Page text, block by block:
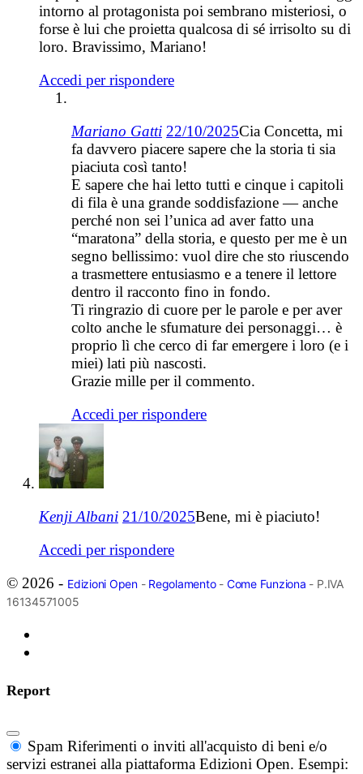
intorno al protagonista poi sembrano misteriosi, o
forse è lui che proietta qualcosa di sé irrisolto su di
loro. Bravissimo, Mariano!
Accedi per rispondere
Mariano Gatti 22/10/2025Cia Concetta, mi
fa davvero piacere sapere che la storia ti sia
piaciuta così tanto!
E sapere che hai letto tutti e cinque i capitoli
di fila è una grande soddisfazione — anche
perché non sei l’unica ad aver fatto una
“maratona” della storia, e questo per me è un
segno bellissimo: vuol dire che sto riuscendo
a trasmettere entusiasmo e a tenere il lettore
dentro il racconto fino in fondo.
Ti ringrazio di cuore per le parole e per aver
colto anche le sfumature dei personaggi… è
proprio lì che cerco di far emergere i loro (e i
miei) lati più nascosti.
Grazie mille per il commento.
Accedi per rispondere
Kenji Albani 21/10/2025Bene, mi è piaciuto!
Accedi per rispondere
© 2026 - Edizioni Open- Regolamento- Come Funziona - P.IVA
16134571005
Report
Spam Riferimenti o inviti all'acquisto di beni e/o
servizi estranei alla piattaforma Edizioni Open. Esempi: